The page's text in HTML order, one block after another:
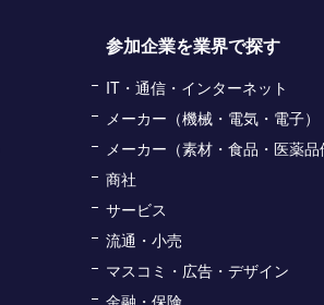
参加企業を業界で探す
IT・通信・インターネット
メーカー（機械・電気・電子）
メーカー（素材・食品・医薬品
商社
サービス
流通・小売
マスコミ・広告・デザイン
金融・保険